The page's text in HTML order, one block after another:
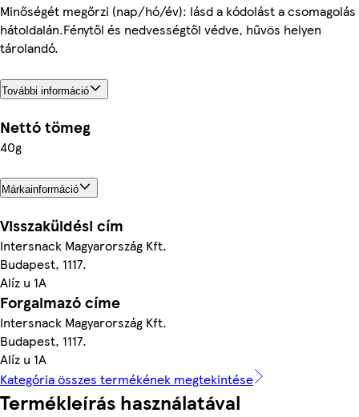
Minőségét megőrzi (nap/hó/év): lásd a kódolást a csomagolás
hátoldalán.Fénytől és nedvességtől védve, hűvös helyen
tárolandó.
További információ
Nettó tömeg
40g
Márkainformáció
Visszaküldési cím
Intersnack Magyarország Kft.
Budapest, 1117.
Alíz u 1A
Forgalmazó címe
Intersnack Magyarország Kft.
Budapest, 1117.
Alíz u 1A
Kategória összes termékének megtekintése
Termékleírás használatával